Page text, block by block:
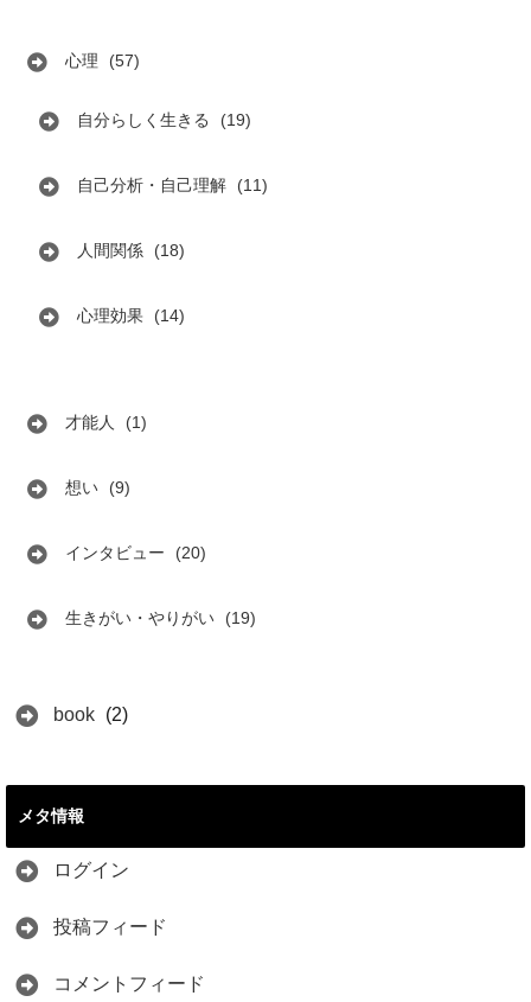
心理 (57)
自分らしく生きる (19)
自己分析・自己理解 (11)
人間関係 (18)
心理効果 (14)
才能人 (1)
想い (9)
インタビュー (20)
生きがい・やりがい (19)
book (2)
メタ情報
ログイン
投稿フィード
コメントフィード